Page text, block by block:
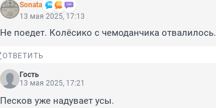
Sonata
13 мая 2025, 17:13
Не поедет. Колёсико с чемоданчика отвалилось.
ОТВЕТИТЬ
Гость
13 мая 2025, 17:21
Песков уже надувает усы.